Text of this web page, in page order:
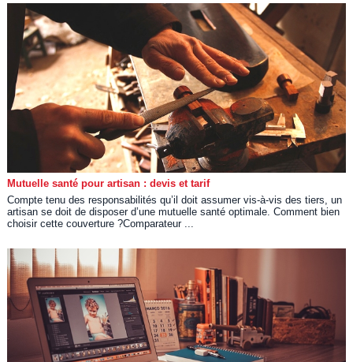
Mutuelle santé pour artisan : devis et tarif
Compte tenu des responsabilités qu’il doit assumer vis-à-vis des tiers, un
artisan se doit de disposer d’une mutuelle santé optimale. Comment bien
choisir cette couverture ?Comparateur ...